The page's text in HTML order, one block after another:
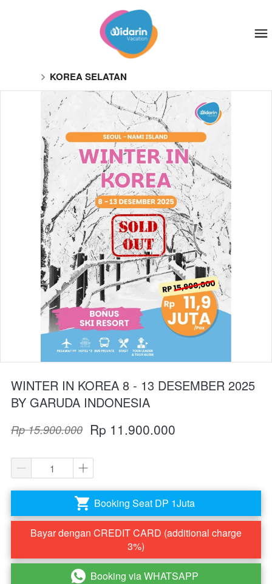
KOREA SELATAN
WINTER IN KOREA 8 - 13 DESEMBER 2025
BY GARUDA INDONESIA
Rp 15.900.000 Rp 11.900.000
` Booking Seat DP 1Juta
Bayar dengan CREDIT CARD (additional charge
3%)
` Booking via WHATSAPP